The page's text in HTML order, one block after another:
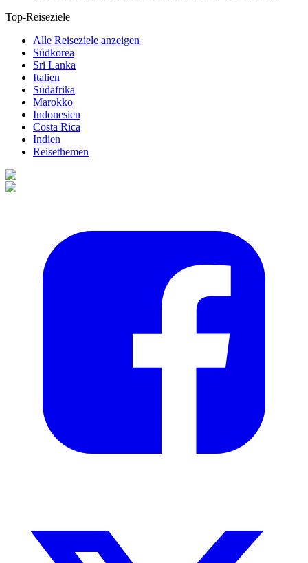
Top-Reiseziele
Alle Reiseziele anzeigen
Südkorea
Sri Lanka
Italien
Südafrika
Marokko
Indonesien
Costa Rica
Indien
Reisethemen